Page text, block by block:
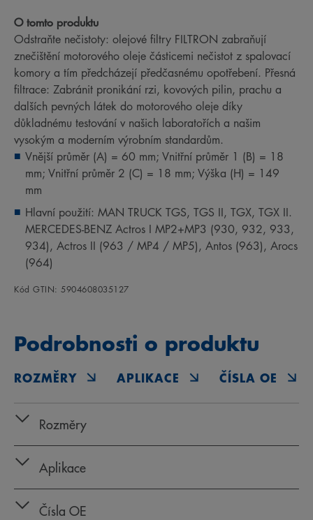
O tomto produktu
Odstraňte nečistoty: olejové filtry FILTRON zabraňují
znečištění motorového oleje částicemi nečistot z spalovací
komory a tím předcházejí předčasnému opotřebení. Přesná
filtrace: Zabránit pronikání rzi, kovových pilin, prachu a
dalších pevných látek do motorového oleje díky
důkladnému testování v našich laboratořích a našim
vysokým a moderním výrobním standardům.
Vnější průměr (A) = 60 mm; Vnitřní průměr 1 (B) = 18
mm; Vnitřní průměr 2 (C) = 18 mm; Výška (H) = 149
mm
Hlavní použití: MAN TRUCK TGS, TGS II, TGX, TGX II.
MERCEDES-BENZ Actros I MP2+MP3 (930, 932, 933,
934), Actros II (963 / MP4 / MP5), Antos (963), Arocs
(964)
Kód GTIN: 5904608035127
Podrobnosti o produktu
ROZMĚRY APLIKACE ČÍSLA OE
Rozměry
Aplikace
Čísla OE